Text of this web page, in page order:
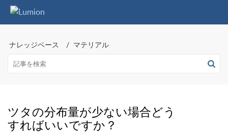
ナレッジベース マテリアル
ツタの分布量が少ない場合どう
すればいいですか？